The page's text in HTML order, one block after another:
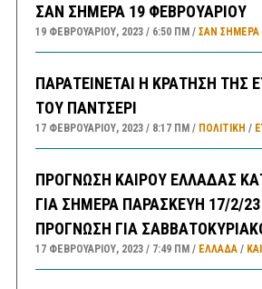
ΣΑΝ ΣΗΜΕΡΑ 19 ΦΕΒΡΟΥΑΡΙΟΥ
19 ΦΕΒΡΟΥΑΡΊΟΥ, 2023 6:50 ΠΜ ΣΑΝ ΣΉΜΕΡΑ
ΠΑΡΑΤΕΙΝΕΤΑΙ Η ΚΡΑΤΗΣΗ ΤΗΣ
ΤΟΥ ΠΑΝΤΣΕΡΙ
17 ΦΕΒΡΟΥΑΡΊΟΥ, 2023 8:17 ΠΜ ΠΟΛΙΤΙΚΗ /
ΠΡΟΓΝΩΣΗ ΚΑΙΡΟΥ ΕΛΛΑΔΑΣ
ΓΙΑ ΣΗΜΕΡΑ ΠΑΡΑΣΚΕΥΗ 17/2/23
ΠΡΟΓΝΩΣΗ ΓΙΑ
17 ΦΕΒΡΟΥΑΡΊΟΥ, 2023 7:49 ΠΜ ΕΛΛΑΔA/